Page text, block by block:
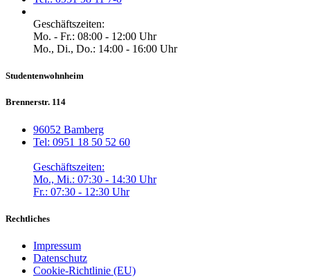
Geschäftszeiten:
Mo. - Fr.: 08:00 - 12:00 Uhr
Mo., Di., Do.: 14:00 - 16:00 Uhr
Studentenwohnheim
Brennerstr. 114
96052 Bamberg
Tel: 0951 18 50 52 60
Geschäftszeiten:
Mo., Mi.: 07:30 - 14:30 Uhr
Fr.: 07:30 - 12:30 Uhr
Rechtliches
Impressum
Datenschutz
Cookie-Richtlinie (EU)